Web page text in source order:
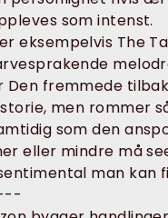
som intenst.
eksempelvis The
Den fremmede
men rommer
som den
eller mindre må
man kan